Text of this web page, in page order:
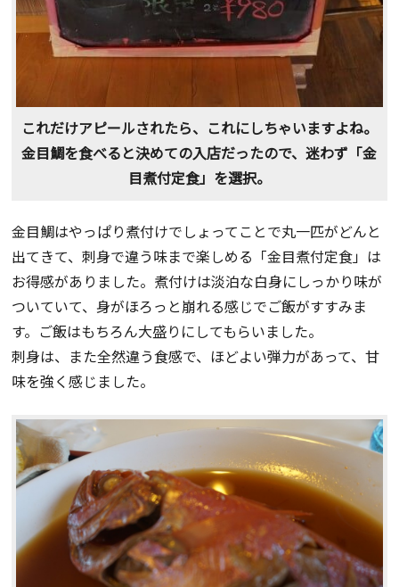
これだけアピールされたら、これにしちゃいますよね。
金目鯛を食べると決めての入店だったので、迷わず「金
目煮付定食」を選択。
金目鯛はやっぱり煮付けでしょってことで丸一匹がどんと
出てきて、刺身で違う味まで楽しめる「金目煮付定食」は
お得感がありました。煮付けは淡泊な白身にしっかり味が
ついていて、身がほろっと崩れる感じでご飯がすすみま
す。ご飯はもちろん大盛りにしてもらいました。
刺身は、また全然違う食感で、ほどよい弾力があって、甘
味を強く感じました。